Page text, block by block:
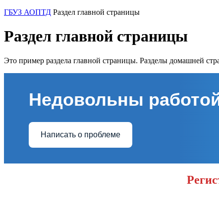
Кнопка
ГБУЗ АОПТД Раздел главной страницы
Раздел главной страницы
Это пример раздела главной страницы. Разделы домашней
Недовольны
Написать о проблеме